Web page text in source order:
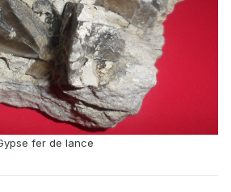
fer de lance